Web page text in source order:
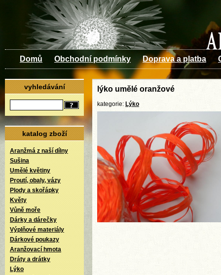
Domů Obchodní podmínky Doprava a platba
vyhledávání
katalog zboží
Aranžmá z naší dílny
Sušina
Umělé květiny
Proutí, obaly, vázy
Plody a skořápky
Květy
Vůně moře
Dárky a dárečky
Výplňové materiály
Dárkové poukazy
Aranžovací hmota
Dráty a drátky
Lýko
lýko umělé oranžové
kategorie: Lýko